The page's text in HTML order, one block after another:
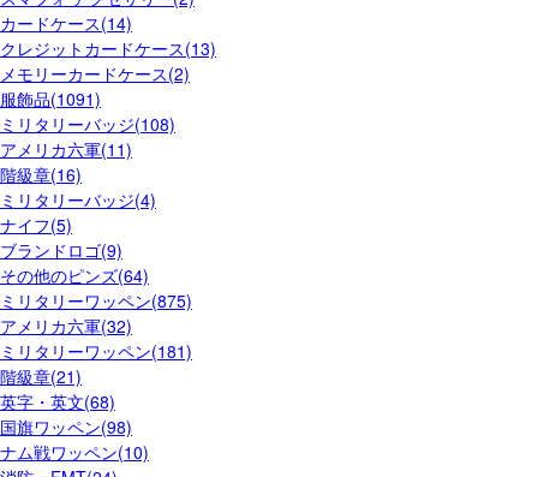
カードケース(14)
クレジットカードケース(13)
メモリーカードケース(2)
服飾品(1091)
ミリタリーバッジ(108)
アメリカ六軍(11)
階級章(16)
ミリタリーバッジ(4)
ナイフ(5)
ブランドロゴ(9)
その他のピンズ(64)
ミリタリーワッペン(875)
アメリカ六軍(32)
ミリタリーワッペン(181)
階級章(21)
英字・英文(68)
国旗ワッペン(98)
ナム戦ワッペン(10)